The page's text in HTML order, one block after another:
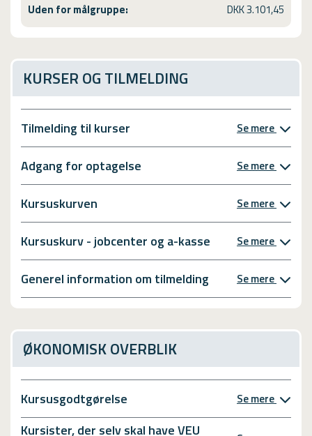
Uden for målgruppe: DKK 3.101,45
KURSER OG TILMELDING
Tilmelding til kurser Se mere
Adgang for optagelse Se mere
Kursuskurven Se mere
Kursuskurv - jobcenter og a-kasse Se mere
Generel information om tilmelding Se mere
ØKONOMISK OVERBLIK
Kursusgodtgørelse Se mere
Kursister, der selv skal have VEU